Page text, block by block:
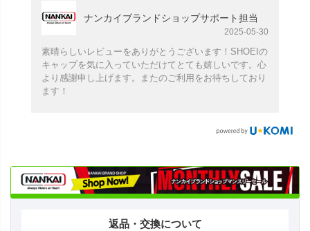
ナンカイブランドショップサポート担当
2025-05-30
素晴らしいレビューをありがとうございます！SHOEIの
キャップを気に入っていただけてとても嬉しいです。心
より感謝申し上げます。またのご利用をお待ちしており
ます！
返品・交換について